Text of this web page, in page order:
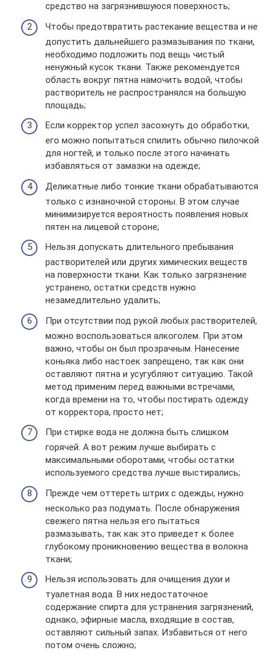
средство на загрязнившуюся поверхность;
Чтобы предотвратить растекание вещества и не
допустить дальнейшего размазывания по ткани,
необходимо подложить под вещь чистый
ненужный кусок ткани. Также рекомендуется
область вокруг пятна намочить водой, чтобы
растворитель не распространялся на большую
площадь;
Если корректор успел засохнуть до обработки,
его можно попытаться спилить обычно пилочкой
для ногтей, и только после этого начинать
избавляться от замазки на одежде;
Деликатные либо тонкие ткани обрабатываются
только с изнаночной стороны. В этом случае
минимизируется вероятность появления новых
пятен на лицевой стороне;
Нельзя допускать длительного пребывания
растворителей или других химических веществ
на поверхности ткани. Как только загрязнение
устранено, остатки средств нужно
незамедлительно удалить;
При отсутствии под рукой любых растворителей,
можно воспользоваться алкоголем. При этом
важно, чтобы он был прозрачным. Нанесение
коньяка либо настоек запрещено, так как они
оставляют пятна и усугубляют ситуацию. Такой
метод применим перед важными встречами,
когда времени на то, чтобы постирать одежду
от корректора, просто нет;
При стирке вода не должна быть слишком
горячей. А вот режим лучше выбирать с
максимальными оборотами, чтобы остатки
используемого средства лучше выстирались;
Прежде чем оттереть штрих с одежды, нужно
несколько раз подумать. После обнаружения
свежего пятна нельзя его пытаться
размазывать, так как это приведет к более
глубокому проникновению вещества в волокна
ткани;
Нельзя использовать для очищения духи и
туалетная вода. В них недостаточное
содержание спирта для устранения загрязнений,
однако, эфирные масла, входящие в состав,
оставляют сильный запах. Избавиться от него
потом очень сложно;